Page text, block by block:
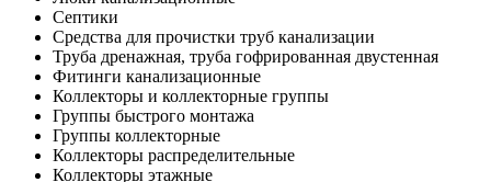
Септики
Средства для прочистки труб канализации
Труба дренажная, труба гофрированная двустенная
Фитинги канализационные
Коллекторы и коллекторные группы
Группы быстрого монтажа
Группы коллекторные
Коллекторы распределительные
Коллекторы этажные